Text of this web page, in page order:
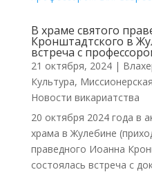
В храме святого
Кронштадтского в
встреча с
21 октября, 2024|
Культура,
Новости викариатства
20 октября 2024 года в
храма в Жулебине
праведного Иоанна
состоялась встреча с